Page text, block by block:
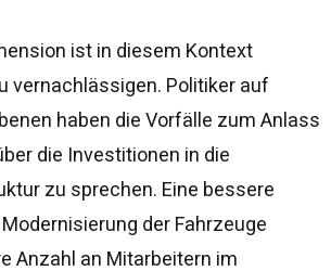
ist in diesem Kontext
vernachlässigen. Politiker auf
haben die Vorfälle zum Anlass
die Investitionen in die
zu sprechen. Eine bessere
der Fahrzeuge
Anzahl an Mitarbeitern im